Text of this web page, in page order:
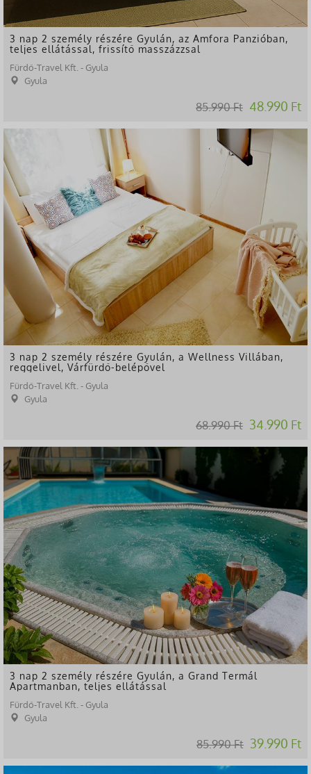
3 nap 2 személy részére Gyulán, az Amfora Panzióban,
teljes ellátással, frissítő masszázzsal
Fürdő-Travel Kft. - Gyula
Gyula
85.990 Ft 48.990 Ft
-49%
3 nap 2 személy részére Gyulán, a Wellness Villában,
reggelivel, Várfürdő-belépővel
Fürdő-Travel Kft. - Gyula
Gyula
68.990 Ft 34.990 Ft
-53%
3 nap 2 személy részére Gyulán, a Grand Termál
Apartmanban, teljes ellátással
Fürdő-Travel Kft. - Gyula
Gyula
85.990 Ft 39.990 Ft